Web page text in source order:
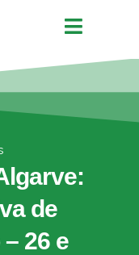
de
26 e